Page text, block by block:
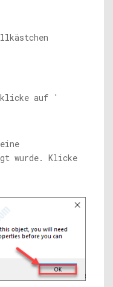
auf '
wurde. Klicke